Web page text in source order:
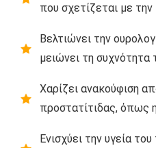
που σχετίζεται με την
Βελτιώνει την
μειώνει τη συχνότητα
Χαρίζει ανακούφιση
προστατίτιδας, όπως
Ενισχύει την υγεία